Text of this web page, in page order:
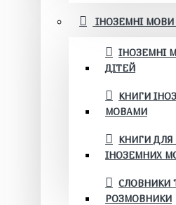
ІНОЗЕМНІ МОВИ
ІНОЗЕМНІ
ДІТЕЙ
КНИГИ
МОВАМИ
КНИГИ ДЛЯ
ІНОЗЕМНИХ
СЛОВНИКИ
РОЗМОВНИКИ